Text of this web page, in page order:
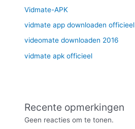
Vidmate-APK
vidmate app downloaden officieel
videomate downloaden 2016
vidmate apk officieel
Recente opmerkingen
Geen reacties om te tonen.